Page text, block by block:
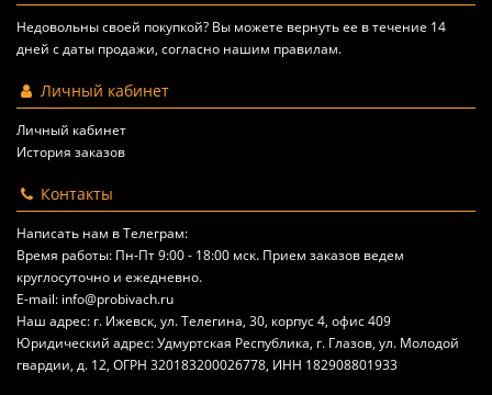
Недовольны своей покупкой? Вы можете вернуть ее в течение 14
дней с даты продажи, согласно нашим правилам.
Личный кабинет
Личный кабинет
История заказов
Контакты
Написать нам в Телеграм:
Время работы: Пн-Пт 9:00 - 18:00 мск. Прием заказов ведем
круглосуточно и ежедневно.
E-mail: info@probivach.ru
Наш адрес: г. Ижевск, ул. Телегина, 30, корпус 4, офис 409
Юридический адрес: Удмуртская Республика, г. Глазов, ул. Молодой
гвардии, д. 12, ОГРН 320183200026778, ИНН 182908801933